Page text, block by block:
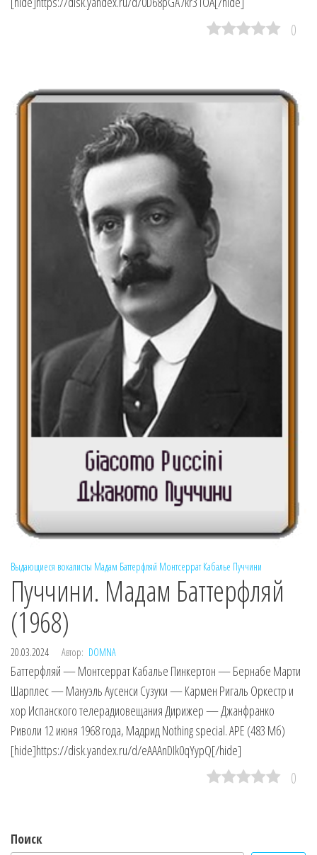
0
Выдающиеся вокалисты Мадам Баттерфляй Монтсеррат Кабалье Пуччини
Пуччини. Мадам Баттерфляй
(1968)
20.03.2024 Автор: DOMNA
Баттерфляй — Монтсеррат Кабалье Пинкертон — Бернабе Марти
Шарплес — Мануэль Аусенси Сузуки — Кармен Ригаль Оркестр и
хор Испанского телерадиовещания Дирижер — Джанфранко
Риволи 12 июня 1968 года, Мадрид Nothing special. APE (483 Мб)
[hide]https://disk.yandex.ru/d/eAAAnDIk0qYypQ[/hide]
0
Поиск